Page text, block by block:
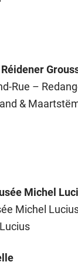
Rue –
&
Michel
Michel